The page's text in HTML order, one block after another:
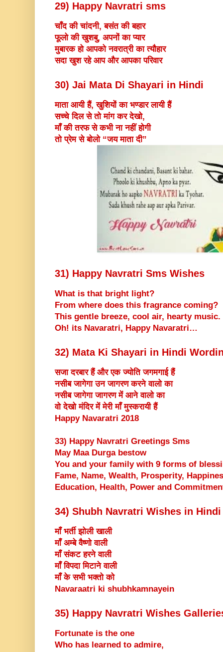
29) Happy Navratri sms
चाँद की चांदनी, बसंत की बहार
फूलो की खुशबु, अपनों का प्यार
मुबारक हो आपको नवरात्री का त्यौहार
सदा खुश रहे आप और आपका परिवार
30) Jai Mata Di Shayari in Hindi
माता आयी हैं, खुशियों का भण्डार लायी हैं
सच्चे दिल से तो मांग कर देखो,
माँ की तरफ से कभी ना नहीं होगी
तो प्रेम से बोलो “जय माता दी”
31) Happy Navratri Sms Wishes
What is that bright light?
From where does this fragrance coming?
This gentle breeze, cool air, hearty music.
Oh! its Navaratri, Happy Navaratri…
32) Mata Ki Shayari in Hindi
सजा दरबार हैं और एक ज्योति जगमगाई हैं
नसीब जागेगा उन जागरण करने वालो का
नसीब जागेगा जागरण में आने वालो का
वो देखो मंदिर में मेरी माँ मुस्करायी हैं
Happy Navaratri 2018
33) Happy Navratri Greetings Sms
May Maa Durga bestow
You and your family with 9 forms of
Fame, Name, Wealth, Prosperity,
Education, Health, Power and
34) Shubh Navratri Wishes in
माँ भर्ती झोली खाली
माँ अम्बे वैष्णो वाली
माँ संकट हरने वाली
माँ विपदा मिटाने वाली
माँ के सभी भक्तो को
Navaraatri ki shubhkamnayein
35) Happy Navratri Wishes
Fortunate is the one
Who has learned to admire,